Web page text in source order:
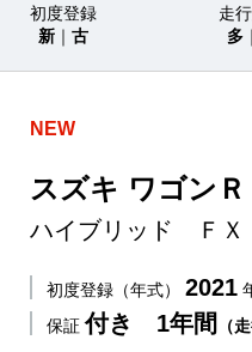
初度登録
新 ｜ 古
走
多 ｜
NEW
スズキ ワゴンＲ
ハイブリッド ＦＸ
初度登録（年式） 2021
保証付き 1年間 （